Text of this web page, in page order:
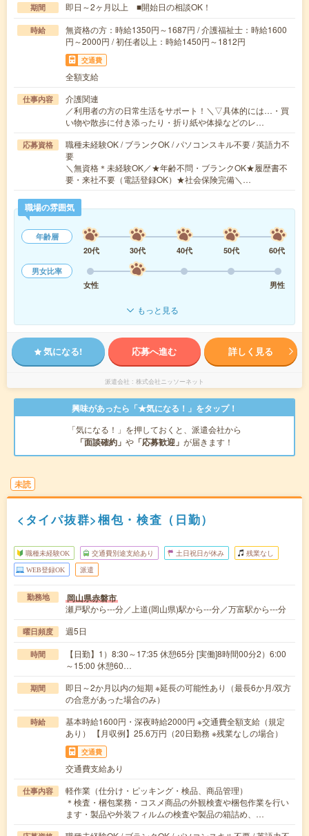
期間 即日～2ヶ月以上 ■開始日の相談OK！
時給
無資格の方：時給1350円～1687円 / 介護福祉士：時給1600
円～2000円 / 初任者以上：時給1450円～1812円
交通費
全額支給
仕事内容
介護関連
／利用者の方の日常生活をサポート！＼▽具体的には…・買
い物や散歩に付き添ったり・折り紙や体操などのレ…
応募資格
職種未経験OK / ブランクOK / パソコンスキル不要 / 英語力不
要
＼無資格＊未経験OK／★年齢不問・ブランクOK★履歴書不
要・来社不要（電話登録OK）★社会保険完備＼…
職場の雰囲気
年齢層
20代
30代 40代 50代
60代
男女比率
女性
男性
もっと見る
気になる! 応募へ進む 詳しく見る
派遣会社 株式会社ニッソーネット
興味があったら「★気になる！」をタップ！
「気になる！」を押しておくと、派遣会社から
「面談確約」 や 「応募歓迎」 が届きます！
未読
<タイパ抜群>梱包・検査（日勤）
職種未経験OK 交通費別途支給あり 土日祝日が休み 残業なし
WEB登録OK 派遣
勤務地 岡山県赤磐市
瀬戸駅から---分／上道(岡山県)駅から---分／万富駅から---分
曜日頻度 週5日
時間
【日勤】1）8:30～17:35 休憩65分 [実働]8時間00分2）6:00
～15:00 休憩60…
期間
即日～2か月以内の短期 ※延長の可能性あり（最長6か月/双方
の合意があった場合のみ）
時給
基本時給1600円・深夜時給2000円 ※交通費全額支給（規定
あり） 【月収例】25.6万円（20日勤務 ※残業なしの場合）
交通費
交通費支給あり
仕事内容
軽作業（仕分け・ピッキング・検品、商品管理）
＊検査・梱包業務・コスメ商品の外観検査や梱包作業を行い
ます・製品や外装フィルムの検査や製品の箱詰め、…